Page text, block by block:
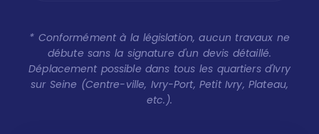
* Conformément à la législation, aucun travaux ne
débute sans la signature d'un devis détaillé.
Déplacement possible dans tous les quartiers d'Ivry
sur Seine (Centre-ville, Ivry-Port, Petit Ivry, Plateau,
etc.).